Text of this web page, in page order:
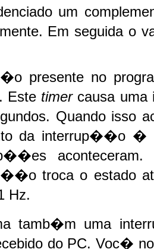
um
Em seguida o
presente no
Este timercausa uma
Quando
da interrup��o �
troca o estado
Hz.
tamb�m uma
do PC. Voc�